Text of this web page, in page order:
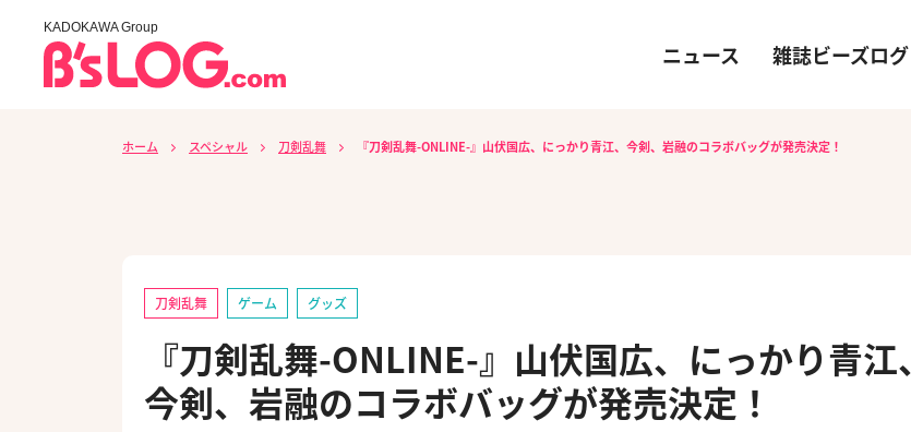
KADOKAWA Group
ニュース 雑誌ビーズログ
ホーム スペシャル 刀剣乱舞 『刀剣乱舞-ONLINE-』山伏国広、にっかり青江、今剣、岩融のコラボバッグが発売決定！
刀剣乱舞 ゲーム グッズ
『刀剣乱舞-ONLINE-』山伏国広、にっかり青江、
今剣、岩融のコラボバッグが発売決定！